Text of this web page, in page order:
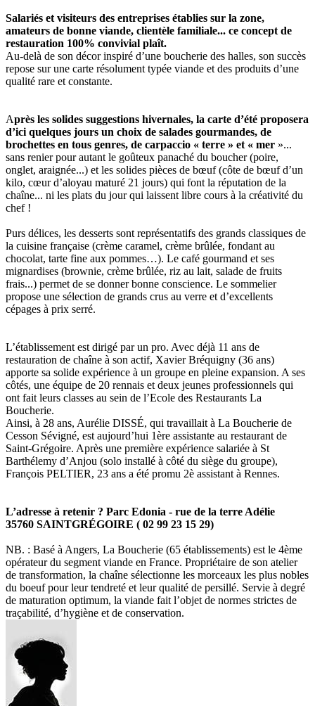
Salariés et visiteurs des entreprises établies sur la zone,
amateurs de bonne viande, clientèle familiale... ce concept de
restauration 100% convivial plaît.
Au-delà de son décor inspiré d’une boucherie des halles, son succès
repose sur une carte résolument typée viande et des produits d’une
qualité rare et constante.
Après les solides suggestions hivernales, la carte d’été proposera
d’ici quelques jours un choix de salades gourmandes, de
brochettes en tous genres, de carpaccio « terre » et « mer »...
sans renier pour autant le goûteux panaché du boucher (poire,
onglet, araignée...) et les solides pièces de bœuf (côte de bœuf d’un
kilo, cœur d’aloyau maturé 21 jours) qui font la réputation de la
chaîne... ni les plats du jour qui laissent libre cours à la créativité du
chef !
Purs délices, les desserts sont représentatifs des grands classiques de
la cuisine française (crème caramel, crème brûlée, fondant au
chocolat, tarte fine aux pommes…). Le café gourmand et ses
mignardises (brownie, crème brûlée, riz au lait, salade de fruits
frais...) permet de se donner bonne conscience. Le sommelier
propose une sélection de grands crus au verre et d’excellents
cépages à prix serré.
L’établissement est dirigé par un pro. Avec déjà 11 ans de
restauration de chaîne à son actif, Xavier Bréquigny (36 ans)
apporte sa solide expérience à un groupe en pleine expansion. A ses
côtés, une équipe de 20 rennais et deux jeunes professionnels qui
ont fait leurs classes au sein de l’Ecole des Restaurants La
Boucherie.
Ainsi, à 28 ans, Aurélie DISSÉ, qui travaillait à La Boucherie de
Cesson Sévigné, est aujourd’hui 1ère assistante au restaurant de
Saint-Grégoire. Après une première expérience salariée à St
Barthélemy d’Anjou (solo installé à côté du siège du groupe),
François PELTIER, 23 ans a été promu 2è assistant à Rennes.
L’adresse à retenir ? Parc Edonia - rue de la terre Adélie
35760 SAINTGRÉGOIRE ( 02 99 23 15 29)
NB. : Basé à Angers, La Boucherie (65 établissements) est le 4ème
opérateur du segment viande en France. Propriétaire de son atelier
de transformation, la chaîne sélectionne les morceaux les plus nobles
du boeuf pour leur tendreté et leur qualité de persillé. Servie à degré
de maturation optimum, la viande fait l’objet de normes strictes de
traçabilité, d’hygiène et de conservation.